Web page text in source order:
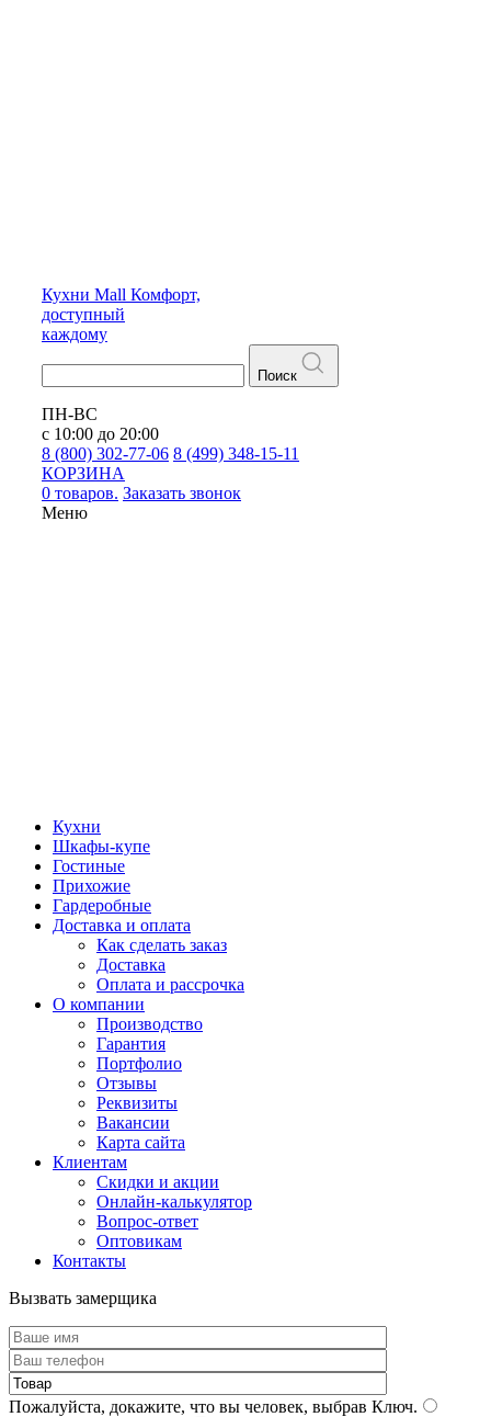
Кухни Mall Комфорт,
доступный
каждому
Поиск
ПН-ВС
с 10:00 до 20:00
8 (800) 302-77-06 8 (499) 348-15-11
КОРЗИНА
0 товаров. Заказать звонок
Меню
Кухни
Шкафы-купе
Гостиные
Прихожие
Гардеробные
Доставка и оплата
Как сделать заказ
Доставка
Оплата и рассрочка
О компании
Производство
Гарантия
Портфолио
Отзывы
Реквизиты
Вакансии
Карта сайта
Клиентам
Скидки и акции
Онлайн-калькулятор
Вопрос-ответ
Оптовикам
Контакты
Вызвать замерщика
Пожалуйста, докажите, что вы человек, выбрав Ключ.